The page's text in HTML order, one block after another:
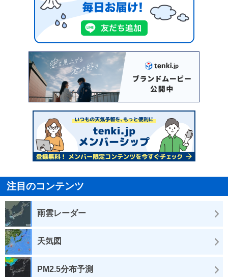
注目のコンテンツ
雨雲レーダー
天気図
PM2.5分布予測